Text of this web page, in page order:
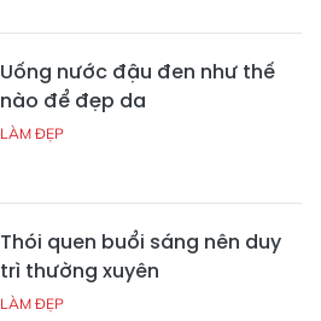
Uống nước đậu đen như thế
nào để đẹp da
LÀM ĐẸP
Thói quen buổi sáng nên duy
trì thường xuyên
LÀM ĐẸP